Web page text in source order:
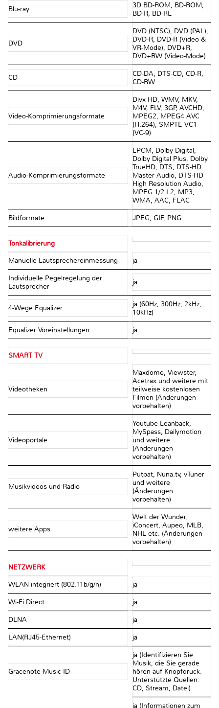
Blu-ray
3D BD-ROM, BD-ROM,
BD-R, BD-RE
DVD
DVD (NTSC), DVD (PAL),
DVD-R, DVD-R (Video &
VR-Mode), DVD+R,
DVD+RW (Video-Mode)
CD
CD-DA, DTS-CD, CD-R,
CD-RW
Video-Komprimierungsformate
Divx HD, WMV, MKV,
M4V, FLV, 3GP, AVCHD,
MPEG2, MPEG4 AVC
(H.264), SMPTE VC1
(VC-9)
Audio-Komprimierungsformate
LPCM, Dolby Digital,
Dolby Digital Plus, Dolby
TrueHD, DTS, DTS-HD
Master Audio, DTS-HD
High Resolution Audio,
MPEG 1/2 L2, MP3,
WMA, AAC, FLAC
Bildformate JPEG, GIF, PNG
Tonkalibrierung
Manuelle Lautsprechereinmessung ja
Individuelle Pegelregelung der
Lautsprecher
ja
4-Wege Equalizer
ja (60Hz, 300Hz, 2kHz,
10kHz)
Equalizer Voreinstellungen ja
SMART TV
Videotheken
Maxdome, Viewster,
Acetrax und weitere mit
teilweise kostenlosen
Filmen (Änderungen
vorbehalten)
Videoportale
Youtube Leanback,
MySpass, Dailymotion
und weitere
(Änderungen
vorbehalten)
Musikvideos und Radio
Putpat, Nuna.tv, vTuner
und weitere
(Änderungen
vorbehalten)
weitere Apps
Welt der Wunder,
iConcert, Aupeo, MLB,
NHL etc. (Änderungen
vorbehalten)
NETZWERK
WLAN integriert (802.11b/g/n) ja
Wi-Fi Direct ja
DLNA ja
LAN(RJ45-Ethernet) ja
Gracenote Music ID
ja (Identifizieren Sie
Musik, die Sie gerade
hören auf Knopfdruck.
Unterstützte Quellen:
CD, Stream, Datei)
ja (Informationen zum